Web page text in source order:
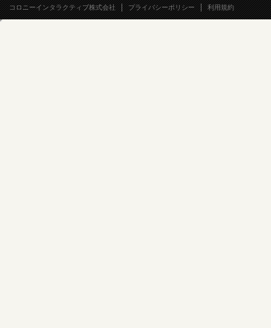
コロニーインタラクティブ株式会社 プライバシーポリシー 利用規約